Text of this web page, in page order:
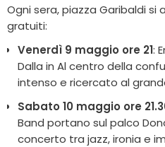
Ogni sera, piazza Garibaldi si
gratuiti:
Venerdì 9 maggio ore 21:
Dalla in Al centro della
intenso e ricercato al
Sabato 10 maggio ore
Band portano sul palco
concerto tra jazz, ironia e